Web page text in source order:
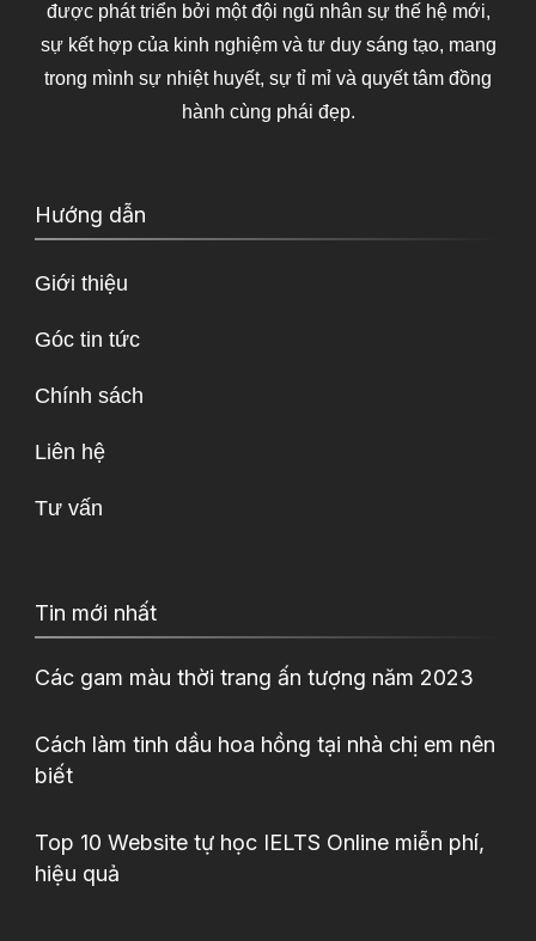
được phát triển bởi một đội ngũ nhân sự thế hệ mới,
sự kết hợp của kinh nghiệm và tư duy sáng tạo, mang
trong mình sự nhiệt huyết, sự tỉ mỉ và quyết tâm đồng
hành cùng phái đẹp.
Hướng dẫn
Giới thiệu
Góc tin tức
Chính sách
Liên hệ
Tư vấn
Tin mới nhất
Các gam màu thời trang ấn tượng năm 2023
Cách làm tinh dầu hoa hồng tại nhà chị em nên
biết
Top 10 Website tự học IELTS Online miễn phí,
hiệu quả